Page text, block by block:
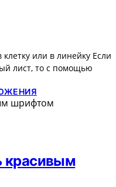
или в линейку Если
лист, то с помощью
красивым